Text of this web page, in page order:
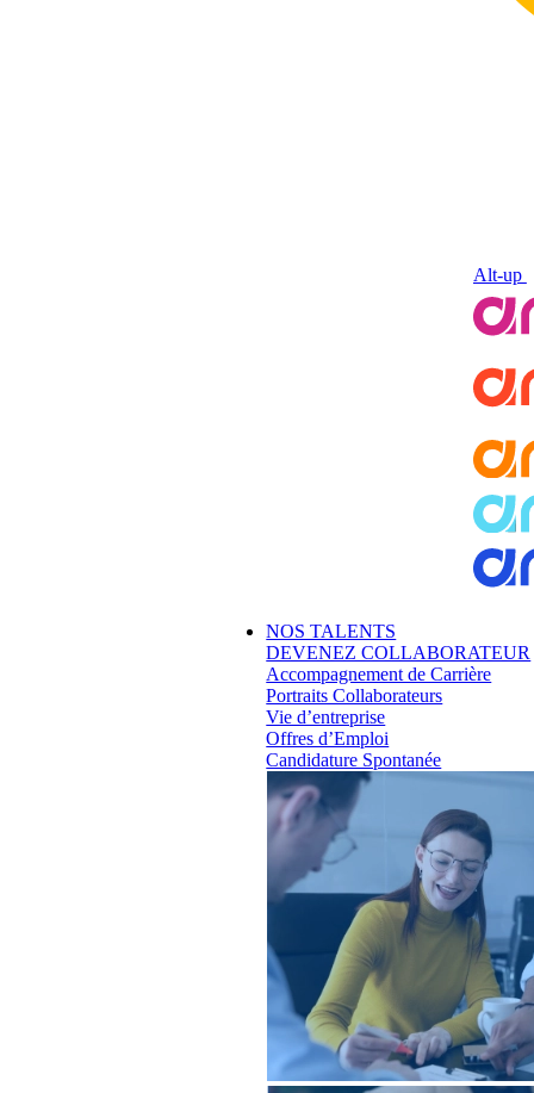
Alt-up
NOS TALENTS
DEVENEZ COLLABORATEUR
Accompagnement de Carrière
Portraits Collaborateurs
Vie d’entreprise
Offres d’Emploi
Candidature Spontanée